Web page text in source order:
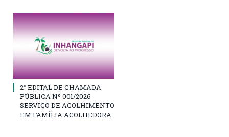
2° EDITAL DE CHAMADA
PÚBLICA Nº 001/2026
SERVIÇO DE ACOLHIMENTO
EM FAMÍLIA ACOLHEDORA